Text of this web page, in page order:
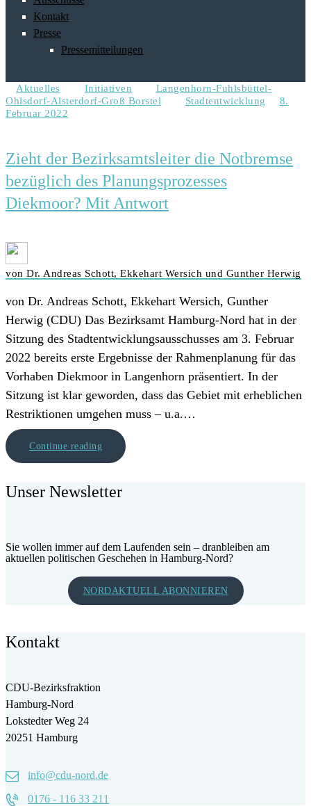
Kontakt
Presse
Pressemitteilungen
Aktuelles Initiativen
Langenhorn-Fuhlsbüttel-
Ohlsdorf-Alsterdorf-Groß Borstel
Stadtentwicklung
8.
Februar 2022
Zieht der Bezirksamtsleiter die Notbremse
bezüglich des Planungsprozesses
Diekmoor? Mit Antwort
von Dr. Andreas Schott, Ekkehart Wersich und Gunther Herwig
von Dr. Andreas Schott, Ekkehart Wersich, Gunther
Herwig (CDU) Das Bezirksamt Hamburg-Nord hat in der
Sitzung des Stadtentwicklungsausschusses am 3. Februar
2022 bereits erste Ergebnisse der Rahmenplanung für das
Vorhaben Diekmoor in Langenhorn präsentiert. In der
Sitzung ist klar geworden, dass das Gebiet mit erheblichen
Restriktionen umgehen muss – u.a.…
Continue reading
Unser Newsletter
Sie wollen immer auf dem Laufenden sein – dranbleiben am
aktuellen politischen Geschehen in Hamburg-Nord?
NORDAKTUELL ABONNIEREN
Kontakt
CDU-Bezirksfraktion
Hamburg-Nord
Lokstedter Weg 24
20251 Hamburg
info@cdu-nord.de
0176 - 116 33 211